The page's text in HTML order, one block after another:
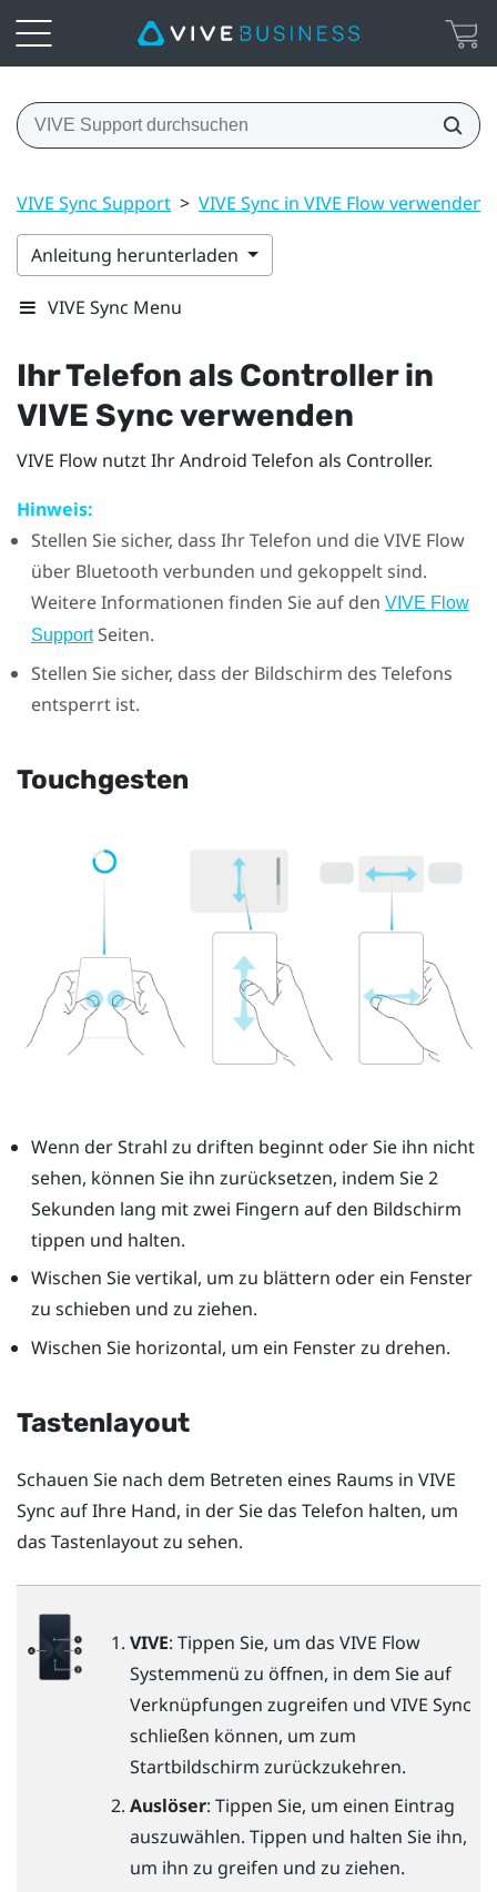
VIVE Sync Support > VIVE Sync in VIVE Flow verwenden
Anleitung herunterladen
VIVE Sync Menu
Ihr Telefon als Controller in
VIVE Syncverwenden
VIVE Flow nutzt IhrAndroid Telefon als Controller.
Hinweis:
Stellen Sie sicher, dass Ihr Telefon und dieVIVE Flow
über Bluetooth verbunden und gekoppelt sind.
Weitere Informationen finden Sie auf den VIVE Flow
SupportSeiten.
Stellen Sie sicher, dass der Bildschirm des Telefons
entsperrt ist.
Touchgesten
Wenn der Strahl zu driften beginnt oder Sie ihn nicht
sehen, können Sie ihn zurücksetzen, indem Sie 2
Sekunden lang mit zwei Fingern auf den Bildschirm
tippen und halten.
Wischen Sie vertikal, um zu blättern oder ein Fenster
zu schieben und zu ziehen.
Wischen Sie horizontal, um ein Fenster zu drehen.
Tastenlayout
Schauen Sie nach dem Betreten eines Raums in VIVE
Sync auf Ihre Hand, in der Sie das Telefon halten, um
das Tastenlayout zu sehen.
VIVE: Tippen Sie, um das VIVE Flow
Systemmenü zu öffnen, in dem Sie auf
Verknüpfungen zugreifen und VIVE Sync
schließen können, um zum
Startbildschirm zurückzukehren.
Auslöser: Tippen Sie, um einen Eintrag
auszuwählen. Tippen und halten Sie ihn,
um ihn zu greifen und zu ziehen.